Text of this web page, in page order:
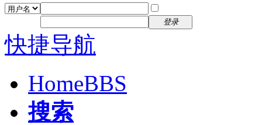
登录
快捷导航
HomeBBS
搜索